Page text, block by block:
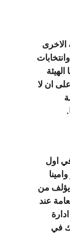
الاخرى
ان لا
اول
يؤلف من
عند
في